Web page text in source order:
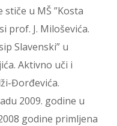
u MŠ ”Kosta
prof. J. Miloševića.
Slavenski” u
Aktivno uči i
Đorđevića.
2009. godine u
godine primljena